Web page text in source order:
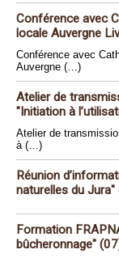
Conférence avec
locale Auvergne
Conférence avec
Auvergne (…)
Atelier de
"Initiation à
Atelier de
à (…)
Réunion
naturelles du Jura"
Formation
bûcheronnage"